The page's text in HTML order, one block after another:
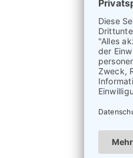
ihm
Mache
musst
er
passt,